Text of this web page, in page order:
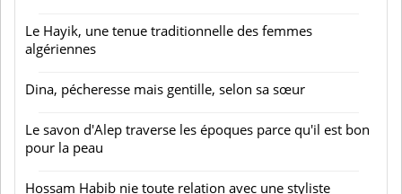
Le Hayik, une tenue traditionnelle des femmes
algériennes
Dina, pécheresse mais gentille, selon sa sœur
Le savon d'Alep traverse les époques parce qu'il est bon
pour la peau
Hossam Habib nie toute relation avec une styliste